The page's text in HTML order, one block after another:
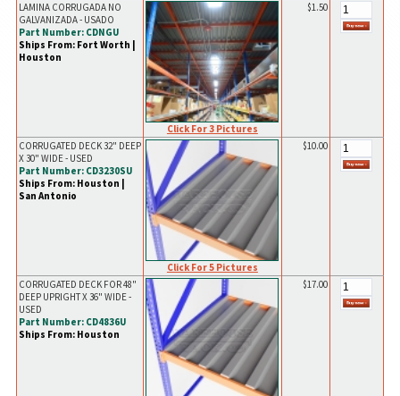
LAMINA CORRUGADA NO
GALVANIZADA - USADO
Part Number: CDNGU
Ships From: Fort Worth |
Houston
Click For 3 Pictures
$1.50
CORRUGATED DECK 32" DEEP
X 30" WIDE - USED
Part Number: CD3230SU
Ships From: Houston |
San Antonio
Click For 5 Pictures
$10.00
CORRUGATED DECK FOR 48"
DEEP UPRIGHT X 36" WIDE -
USED
Part Number: CD4836U
Ships From: Houston
$17.00